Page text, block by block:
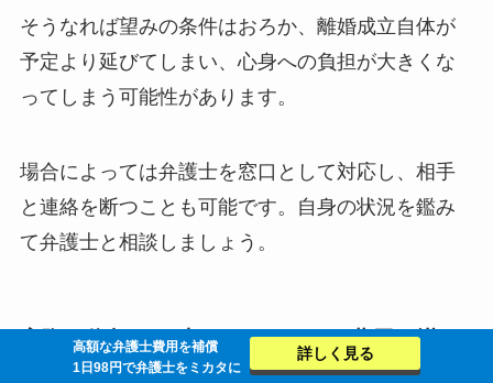
そうなれば望みの条件はおろか、離婚成立自体が
予定より延びてしまい、心身への負担が大きくな
ってしまう可能性があります。
場合によっては弁護士を窓口として対応し、相手
と連絡を断つことも可能です。自身の状況を鑑み
て弁護士と相談しましょう。
実際に依頼した時にどのくらいの費用が掛か
るかを確認しておく
高額な弁護士費用を補償
1日98円で弁護士をミカタに
詳しく見る